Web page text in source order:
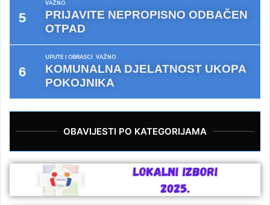
VAŽNO
PRIJAVITE NEPROPISNO ODBAČEN
OTPAD
UPUTE I OBRASCI VAŽNO
KOMUNALNA DJELATNOST UKOPA
POKOJNIKA
OBAVIJESTI PO KATEGORIJAMA